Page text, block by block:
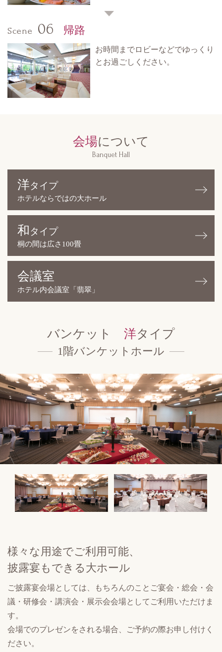
Scene 06 帰路
お時間までロビーなどでゆっくり
とお過ごしください。
会場について
Banquet Hall
洋タイプ
ホテルならではの大ホール
和タイプ
桐の間は広さ100畳
会議室
ホテル内会議室「翡翠」
バンケット 洋タイプ
1階バンケットホール
様々な用途でご利用可能、
披露宴もできる大ホール
ご披露宴会場としては、もちろんのことご宴会・総会・会
議・研修会・講演会・展示会会場としてご利用いただけま
す。
会場でのプレゼンをされる場合、ご予約の際お申し付けく
ださい。